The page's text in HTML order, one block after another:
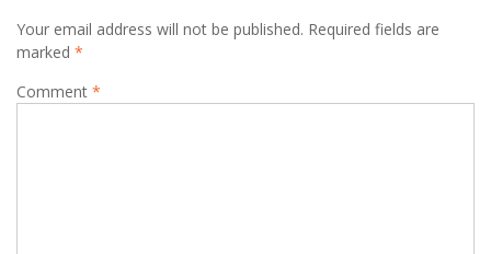
Your email address will not be published. Required fields are
marked *
Comment *